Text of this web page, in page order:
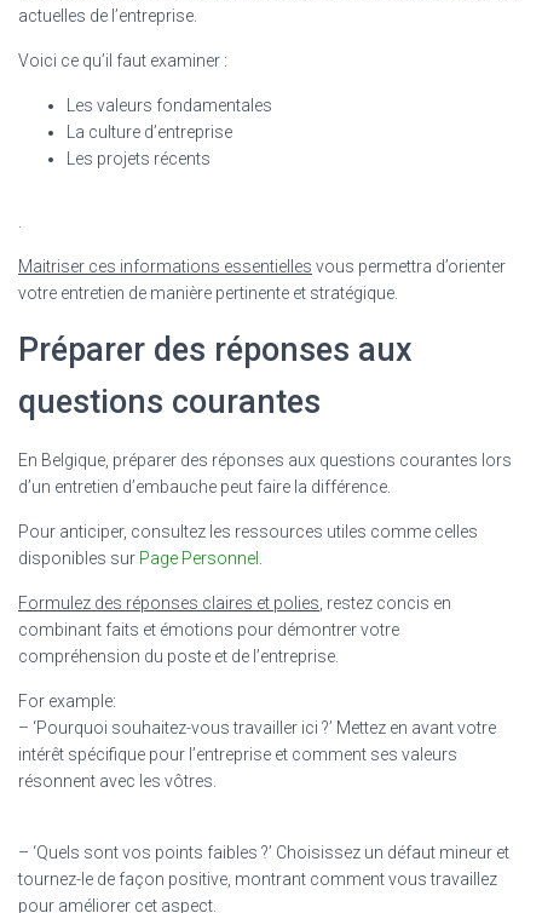
actuelles de l’entreprise.
Voici ce qu’il faut examiner :
Les valeurs fondamentales
La culture d’entreprise
Les projets récents
Maitriser ces informations essentielles vous permettra d’orienter
votre entretien de manière pertinente et stratégique.
Préparer des réponses aux
questions courantes
En Belgique, préparer des réponses aux questions courantes lors
d’un entretien d’embauche peut faire la différence.
Pour anticiper, consultez les ressources utiles comme celles
disponibles sur Page Personnel
Formulez des réponses claires et polies , restez concis en
combinant faits et émotions pour démontrer votre
compréhension du poste et de l’entreprise.
For example:
– ‘Pourquoi souhaitez-vous travailler ici ?’ Mettez en avant votre
intérêt spécifique pour l’entreprise et comment ses valeurs
résonnent avec les vôtres.
– ‘Quels sont vos points faibles ?’ Choisissez un défaut mineur et
tournez-le de façon positive, montrant comment vous travaillez
pour améliorer cet aspect.